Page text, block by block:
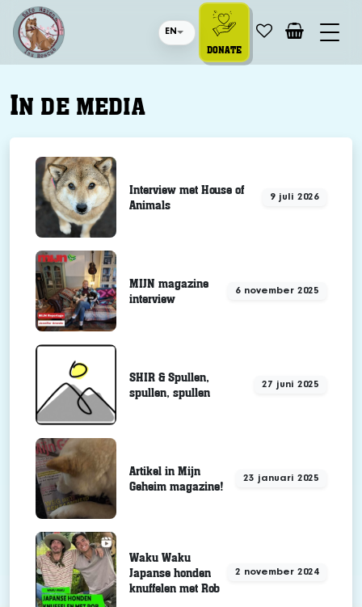
EN
DONATE
IN DE MEDIA
Interview met House of
Animals
9 juli 2026
MIJN magazine
interview
6 november 2025
SHIR & Spullen,
spullen, spullen
27 juni 2025
Artikel in Mijn
Geheim magazine!
23 januari 2025
Waku Waku
Japanse honden
knuffelen met Rob
2 november 2024